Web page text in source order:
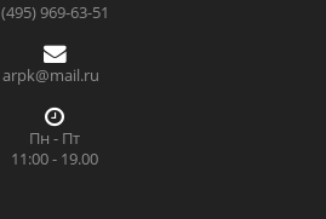
(495) 969-63-51
arpk@mail.ru
Пн - Пт
11:00 - 19.00